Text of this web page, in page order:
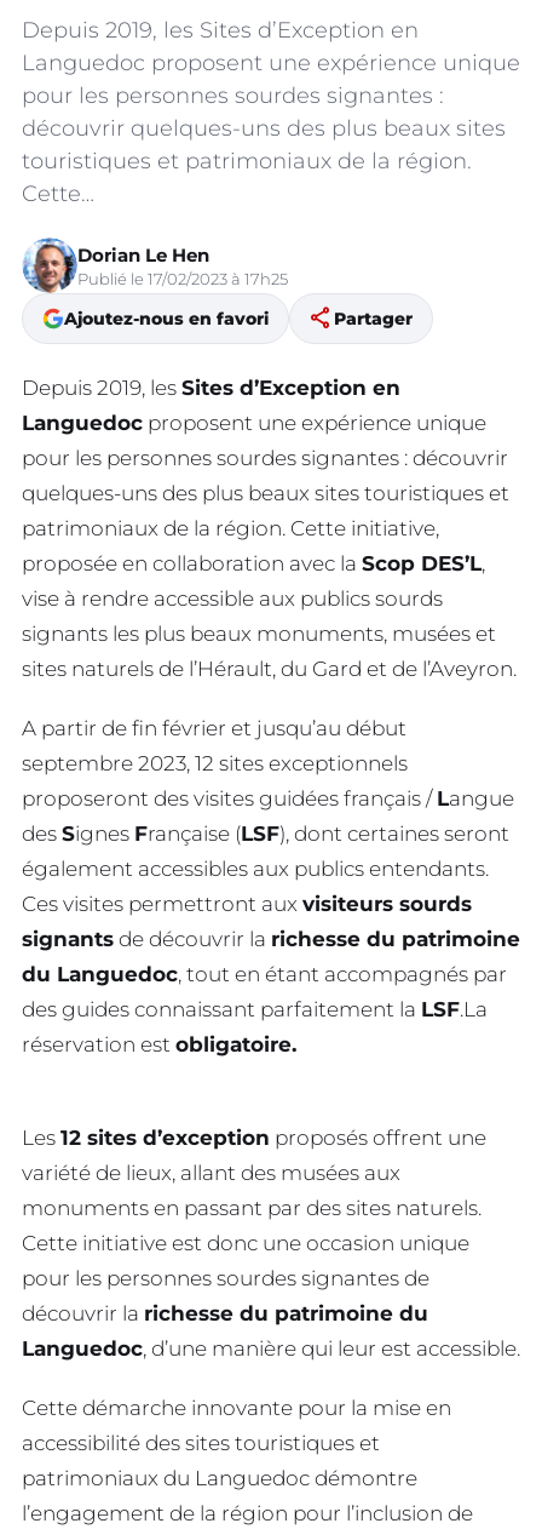
Depuis 2019, les Sites d’Exception en
Languedoc proposent une expérience unique
pour les personnes sourdes signantes :
découvrir quelques-uns des plus beaux sites
touristiques et patrimoniaux de la région.
Cette…
Dorian Le Hen
Publié le 17/02/2023 à 17h25
Ajoutez-nous en favori share Partager
Depuis 2019, les Sites d’Exception en
Languedoc proposent une expérience unique
pour les personnes sourdes signantes : découvrir
quelques-uns des plus beaux sites touristiques et
patrimoniaux de la région. Cette initiative,
proposée en collaboration avec la Scop DES’L,
vise à rendre accessible aux publics sourds
signants les plus beaux monuments, musées et
sites naturels de l’Hérault, du Gard et de l’Aveyron.
A partir de fin février et jusqu’au début
septembre 2023, 12 sites exceptionnels
proposeront des visites guidées français / Langue
des Signes Française (LSF), dont certaines seront
également accessibles aux publics entendants.
Ces visites permettront aux visiteurs sourds
signants de découvrir la richesse du patrimoine
du Languedoc, tout en étant accompagnés par
des guides connaissant parfaitement la LSF.La
réservation est obligatoire.
Les 12 sites d’exception proposés offrent une
variété de lieux, allant des musées aux
monuments en passant par des sites naturels.
Cette initiative est donc une occasion unique
pour les personnes sourdes signantes de
découvrir la richesse du patrimoine du
Languedoc, d’une manière qui leur est accessible.
Cette démarche innovante pour la mise en
accessibilité des sites touristiques et
patrimoniaux du Languedoc démontre
l’engagement de la région pour l’inclusion de